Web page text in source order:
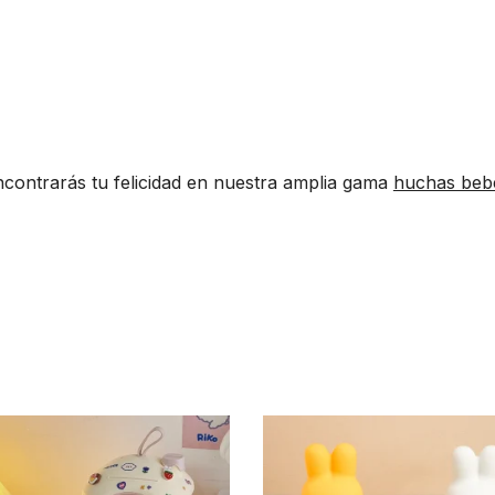
tu felicidad en nuestra amplia gama huchas